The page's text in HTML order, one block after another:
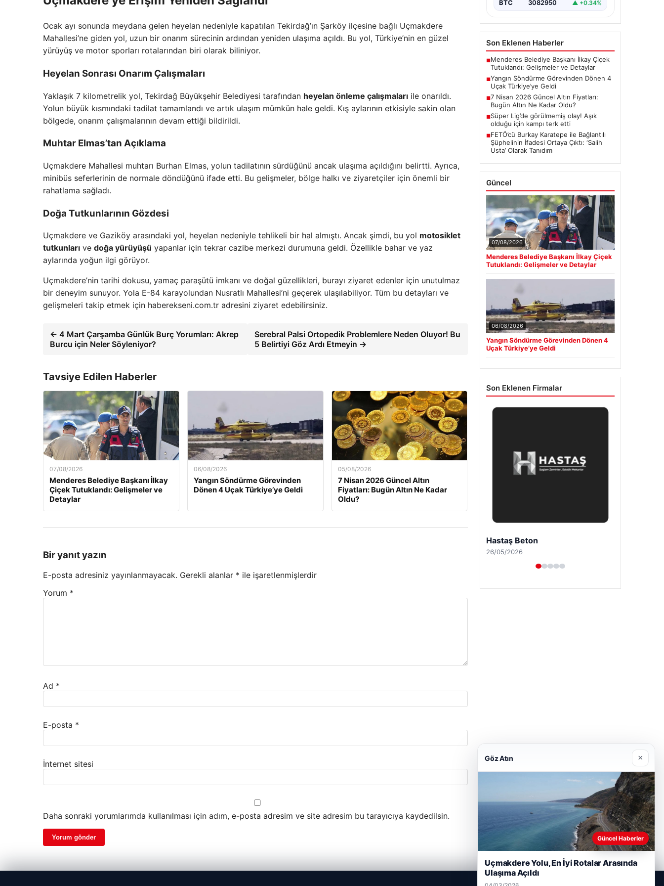
Ocak ayı sonunda meydana gelen heyelan nedeniyle kapatılan Tekirdağ’ın Şarköy ilçesine bağlı Uçmakdere
Mahallesi’ne giden yol, uzun bir onarım sürecinin ardından yeniden ulaşıma açıldı. Bu yol, Türkiye’nin en güzel
yürüyüş ve motor sporları rotalarından biri olarak biliniyor.
Heyelan Sonrası Onarım Çalışmaları
Yaklaşık 7 kilometrelik yol, Tekirdağ Büyükşehir Belediyesi tarafından heyelan önleme çalışmaları ile onarıldı.
Yolun büyük kısmındaki tadilat tamamlandı ve artık ulaşım mümkün hale geldi. Kış aylarının etkisiyle sakin olan
bölgede, onarım çalışmalarının devam ettiği bildirildi.
Muhtar Elmas’tan Açıklama
Uçmakdere Mahallesi muhtarı Burhan Elmas, yolun tadilatının sürdüğünü ancak ulaşıma açıldığını belirtti. Ayrıca,
minibüs seferlerinin de normale döndüğünü ifade etti. Bu gelişmeler, bölge halkı ve ziyaretçiler için önemli bir
rahatlama sağladı.
Doğa Tutkunlarının Gözdesi
Uçmakdere ve Gaziköy arasındaki yol, heyelan nedeniyle tehlikeli bir hal almıştı. Ancak şimdi, bu yol motosiklet
tutkunları ve doğa yürüyüşü yapanlar için tekrar cazibe merkezi durumuna geldi. Özellikle bahar ve yaz
aylarında yoğun ilgi görüyor.
Uçmakdere’nin tarihi dokusu, yamaç paraşütü imkanı ve doğal güzellikleri, burayı ziyaret edenler için unutulmaz
bir deneyim sunuyor. Yola E-84 karayolundan Nusratlı Mahallesi’ni geçerek ulaşılabiliyor. Tüm bu detayları ve
gelişmeleri takip etmek için haberekseni.com.tr adresini ziyaret edebilirsiniz.
← 4 Mart Çarşamba Günlük Burç Yorumları: Akrep
Burcu için Neler Söyleniyor?
Serebral Palsi Ortopedik Problemlere Neden Oluyor! Bu
5 Belirtiyi Göz Ardı Etmeyin →
Tavsiye Edilen Haberler
07/08/2026
Menderes Belediye Başkanı İlkay
Çiçek Tutuklandı: Gelişmeler ve
Detaylar
06/08/2026
Yangın Söndürme Görevinden
Dönen 4 Uçak Türkiye’ye Geldi
05/08/2026
7 Nisan 2026 Güncel Altın
Fiyatları: Bugün Altın Ne Kadar
Oldu?
Bir yanıt yazın
E-posta adresiniz yayınlanmayacak. Gerekli alanlar * ile işaretlenmişlerdir
Yorum *
Ad *
E-posta *
İnternet sitesi
Daha sonraki yorumlarımda kullanılması için adım, e-posta adresim ve site adresim bu tarayıcıya kaydedilsin.
BTC 3082950 ▲ +0.34%
Son Eklenen Haberler
■Menderes Belediye Başkanı İlkay Çiçek
Tutuklandı: Gelişmeler ve Detaylar
■Yangın Söndürme Görevinden Dönen 4
Uçak Türkiye’ye Geldi
■7 Nisan 2026 Güncel Altın Fiyatları:
Bugün Altın Ne Kadar Oldu?
■Süper Lig’de görülmemiş olay! Aşık
olduğu için kampı terk etti
■FETÖ’cü Burkay Karatepe ile Bağlantılı
Şüphelinin İfadesi Ortaya Çıktı: ‘Salih
Usta’ Olarak Tanıdım
Güncel
07/08/2026
Menderes Belediye Başkanı İlkay Çiçek
Tutuklandı: Gelişmeler ve Detaylar
06/08/2026
Yangın Söndürme Görevinden Dönen 4
Uçak Türkiye’ye Geldi
Son Eklenen Firmalar
Enes Kaplan Avukatlık Bürosu
28/04/2026
Göz Atın ×
Güncel Haberler
Uçmakdere Yolu, En İyi Rotalar Arasında
Ulaşıma Açıldı